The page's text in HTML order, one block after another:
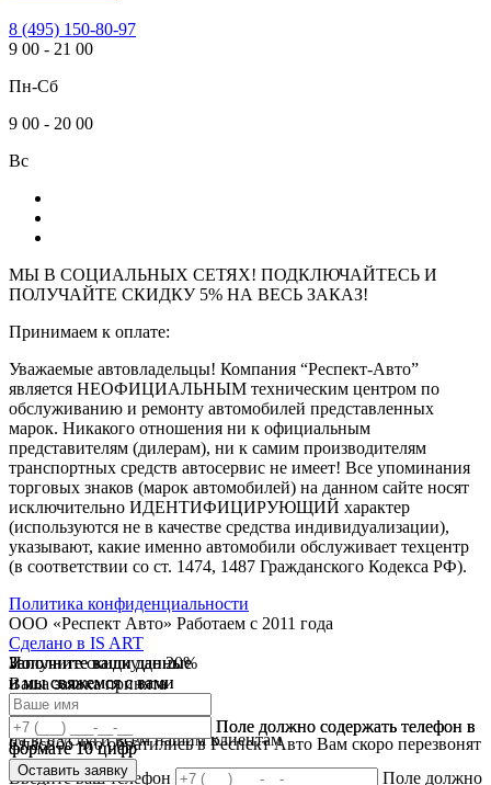
8 (495) 150-80-97
9 00 - 21 00
Пн-Сб
9 00 - 20 00
Вс
МЫ В СОЦИАЛЬНЫХ СЕТЯХ! ПОДКЛЮЧАЙТЕСЬ И
ПОЛУЧАЙТЕ СКИДКУ 5% НА ВЕСЬ ЗАКАЗ!
Принимаем к оплате:
Уважаемые автовладельцы! Компания “Респект-Авто”
является НЕОФИЦИАЛЬНЫМ техническим центром по
обслуживанию и ремонту автомобилей представленных
марок. Никакого отношения ни к официальным
представителям (дилерам), ни к самим производителям
транспортных средств автосервис не имеет! Все упоминания
торговых знаков (марок автомобилей) на данном сайте носят
исключительно ИДЕНТИФИЦИРУЮЩИЙ характер
(используются не в качестве средства индивидуализации),
указывают, какие именно автомобили обслуживает техцентр
(в соответствии со ст. 1474, 1487 Гражданского Кодекса РФ).
Политика конфиденциальности
ООО «Респект Авто» Работаем с 2011 года
Сделано в IS ART
Заполните ваши данные
и мы свяжемся с вами
Поле должно содержать телефон в
формате 10 цифр
Оставить заявку
Получите скидку до 20%
В течении 10 дней
мы предоставляем скидку
на все услуги всем нашим клиентам
Введите ваш телефон Поле должно
Заполните ваши данные
и мы свяжемся с вами
Поле должно содержать телефон в
формате 10 цифр
Оставить заявку
✓
Ваша заявка принята
✓
Ваш ответ принят
Спасибо что обратились в Респект Авто Вам скоро перезвонят